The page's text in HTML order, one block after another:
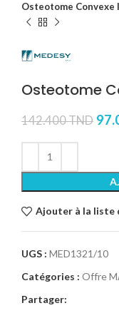
Osteotome Convexe
Osteotome
142.400TND
Ajouter à la liste
UGS : MED1321/10
Catégories : Offre
Partager: